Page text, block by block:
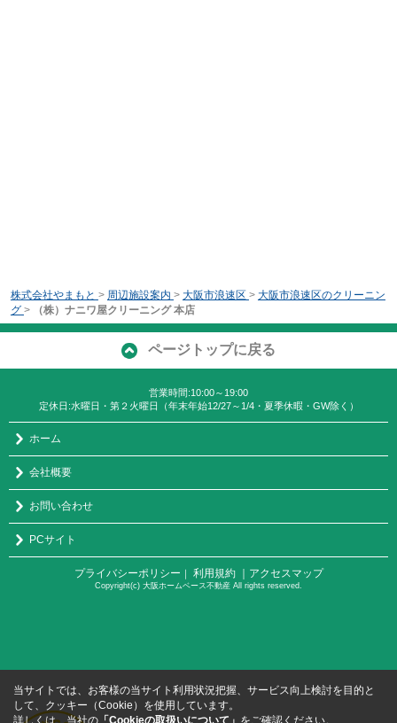
株式会社やまもと > 周辺施設案内 > 大阪市浪速区 > 大阪市浪速区のクリーニン
グ > （株）ナニワ屋クリーニング 本店
ページトップに戻る
営業時間:10:00～19:00
定休日:水曜日・第２火曜日（年末年始12/27～1/4・夏季休暇・GW除く）
ホーム
会社概要
お問い合わせ
PCサイト
プライバシーポリシー ｜ 利用規約 ｜アクセスマップ
Copyright(c) 大阪ホームベース不動産 All rights reserved.
当サイトでは、お客様の当サイト利用状況把握、サービス向上検討を目的と
して、クッキー（Cookie）を使用しています。
詳しくは、当社の 「Cookieの取扱いについて」 をご確認ください。